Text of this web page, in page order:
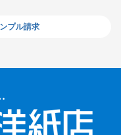
プル請求